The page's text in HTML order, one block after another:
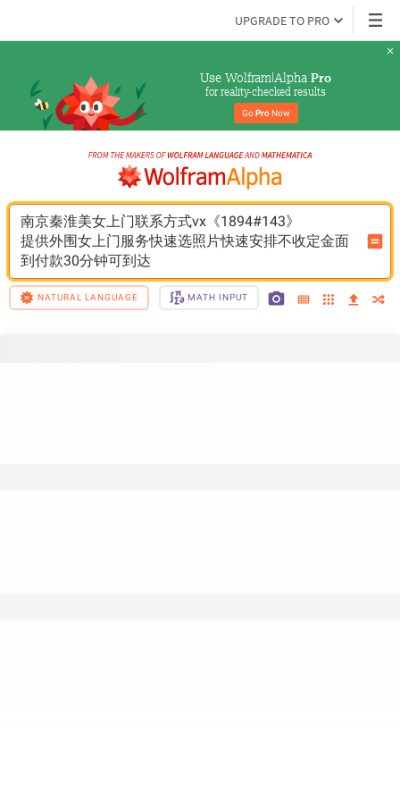
UPGRADE TO PRO
Use Wolfram|Alpha Pro
for reality-checked results
Go Pro Now
南京秦淮美女上门联系方式vx《1894#143》
提供外围女上门服务快速选照片快速安排不收定金面
到付款30分钟可到达
NATURAL LANGUAGE MATH INPUT